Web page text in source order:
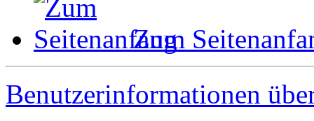
Zum
Benutzerinformationen